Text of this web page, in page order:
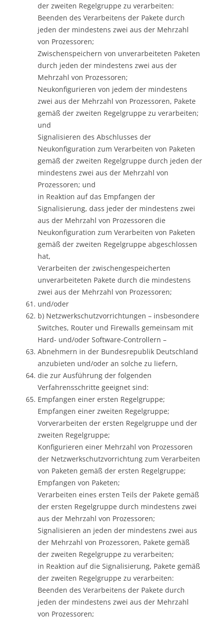
der zweiten Regelgruppe zu verarbeiten:
Beenden des Verarbeitens der Pakete durch
jeden der mindestens zwei aus der Mehrzahl
von Prozessoren;
Zwischenspeichern von unverarbeiteten Paketen
durch jeden der mindestens zwei aus der
Mehrzahl von Prozessoren;
Neukonfigurieren von jedem der mindestens
zwei aus der Mehrzahl von Prozessoren, Pakete
gemäß der zweiten Regelgruppe zu verarbeiten;
und
Signalisieren des Abschlusses der
Neukonfiguration zum Verarbeiten von Paketen
gemäß der zweiten Regelgruppe durch jeden der
mindestens zwei aus der Mehrzahl von
Prozessoren; und
in Reaktion auf das Empfangen der
Signalisierung, dass jeder der mindestens zwei
aus der Mehrzahl von Prozessoren die
Neukonfiguration zum Verarbeiten von Paketen
gemäß der zweiten Regelgruppe abgeschlossen
hat,
Verarbeiten der zwischengespeicherten
unverarbeiteten Pakete durch die mindestens
zwei aus der Mehrzahl von Prozessoren;
und/oder
b) Netzwerkschutzvorrichtungen – insbesondere
Switches, Router und Firewalls gemeinsam mit
Hard- und/oder Software-Controllern –
Abnehmern in der Bundesrepublik Deutschland
anzubieten und/oder an solche zu liefern,
die zur Ausführung der folgenden
Verfahrensschritte geeignet sind:
Empfangen einer ersten Regelgruppe;
Empfangen einer zweiten Regelgruppe;
Vorverarbeiten der ersten Regelgruppe und der
zweiten Regelgruppe;
Konfigurieren einer Mehrzahl von Prozessoren
der Netzwerkschutzvorrichtung zum Verarbeiten
von Paketen gemäß der ersten Regelgruppe;
Empfangen von Paketen;
Verarbeiten eines ersten Teils der Pakete gemäß
der ersten Regelgruppe durch mindestens zwei
aus der Mehrzahl von Prozessoren;
Signalisieren an jeden der mindestens zwei aus
der Mehrzahl von Prozessoren, Pakete gemäß
der zweiten Regelgruppe zu verarbeiten;
in Reaktion auf die Signalisierung, Pakete gemäß
der zweiten Regelgruppe zu verarbeiten:
Beenden des Verarbeitens der Pakete durch
jeden der mindestens zwei aus der Mehrzahl
von Prozessoren;